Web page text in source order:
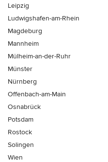
Leipzig
Ludwigshafen-am-Rhein
Magdeburg
Mannheim
Mülheim-an-der-Ruhr
Münster
Nürnberg
Offenbach-am-Main
Osnabrück
Potsdam
Rostock
Solingen
Wien